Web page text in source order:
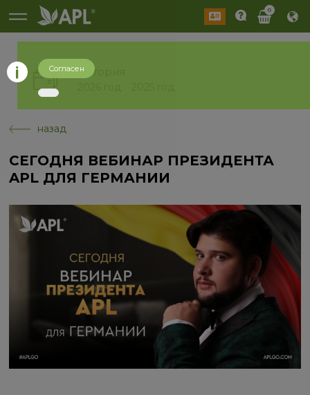
0
История
назад
СЕГОДНЯ ВЕБИНАР ПРЕЗИДЕНТА
APL ДЛЯ ГЕРМАНИИ
Согласен